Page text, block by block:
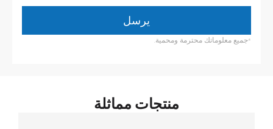
يرسل
*جميع معلوماتك محترمة ومحمية.
منتجات مماثلة